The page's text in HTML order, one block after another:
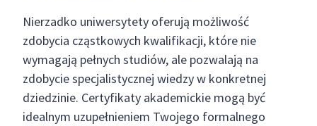
Nierzadko uniwersytety oferują możliwość
zdobycia cząstkowych kwalifikacji, które nie
wymagają pełnych studiów, ale pozwalają na
zdobycie specjalistycznej wiedzy w konkretnej
dziedzinie. Certyfikaty akademickie mogą być
idealnym uzupełnieniem Twojego formalnego